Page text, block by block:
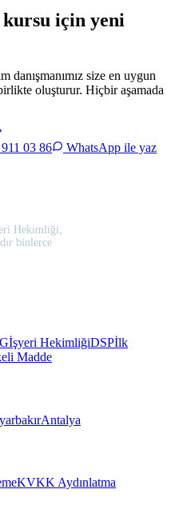
için yeni
danışmanımız size en uygun
oluşturur. Hiçbir aşamada
03 86 WhatsApp ile yaz
Hekimliği,
binlerce
İşyeri HekimliğiDSPİlk
Madde
Antalya
KVKK Aydınlatma